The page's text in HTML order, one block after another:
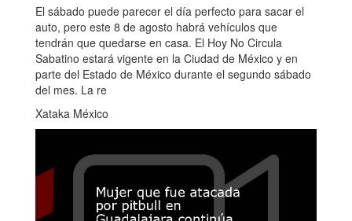
El sábado puede parecer el día perfecto para sacar el
auto, pero este 8 de agosto habrá vehículos que
tendrán que quedarse en casa. El Hoy No Circula
Sabatino estará vigente en la Ciudad de México y en
parte del Estado de México durante el segundo sábado
del mes. La re
Xataka México